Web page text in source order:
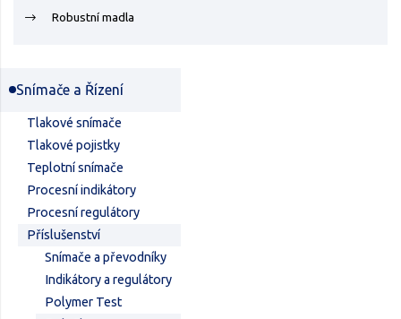
Robustní madla
Snímače a Řízení
Tlakové snímače
Tlakové pojistky
Teplotní snímače
Procesní indikátory
Procesní regulátory
Příslušenství
Snímače a převodníky
Indikátory a regulátory
Polymer Test